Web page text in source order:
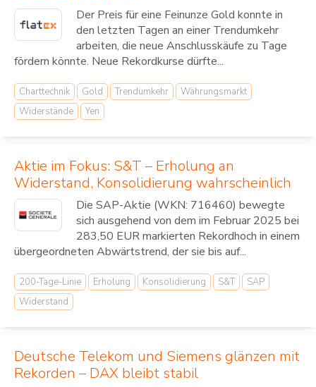
Der Preis für eine Feinunze Gold konnte in
den letzten Tagen an einer Trendumkehr
arbeiten, die neue Anschlusskäufe zu Tage
fördern könnte. Neue Rekordkurse dürfte...
Charttechnik Gold Trendumkehr
Währungsmarkt
Widerstände
Yen
Aktie im Fokus: S&T – Erholung an
Widerstand, Konsolidierung wahrscheinlich
Die SAP-Aktie (WKN: 716460) bewegte
sich ausgehend von dem im Februar 2025 bei
283,50 EUR markierten Rekordhoch in einem
übergeordneten Abwärtstrend, der sie bis auf...
200-Tage-Linie Erholung Konsolidierung S&T
SAP
Widerstand
Deutsche Telekom und Siemens glänzen mit
Rekorden – DAX bleibt stabil